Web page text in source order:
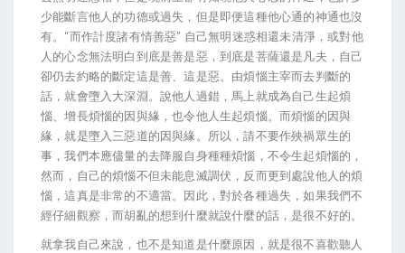
少能斷言他人的功德或過失，但是即便這種他心通的神通也沒
有。“而作計度諸有情善惡” 自己無明迷惑相還未清淨，或對他
人的心念無法明白到底是善是惡，到底是菩薩還是凡夫，自己
卻仍去約略的斷定這是善、這是惡。由煩惱主宰而去判斷的
話，就會墮入大深淵。說他人過錯，馬上就成為自己生起煩
惱、增長煩惱的因與緣，也令他人生起煩惱。而煩惱的因與
緣，就是墮入三惡道的因與緣。所以，請不要作殃禍眾生的
事，我們本應儘量的去降服自身種種煩惱，不令生起煩惱的，
然而，自己的煩惱不但未能息滅調伏，反而更到處說他人的煩
惱，這真是非常的不適當。因此，對於各種過失，如果我們不
經仔細觀察，而胡亂的想到什麼就說什麼的話，是很不好的。
就拿我自己來說，也不是知道是什麼原因，就是很不喜歡聽人